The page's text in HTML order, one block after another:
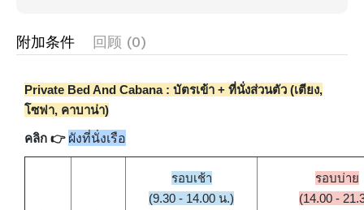
附加条件 回顾 (0)
Private Bed And Cabana : บัตรเข้า + ที่นั่งส่วนตัว (เตียง,
โซฟา, คาบาน่า)
คลิก 👉 ผังที่นั่งเรือ
รอบเช้า
(9.30 - 14.00 น.)
รอบบ่าย
(14.00 -